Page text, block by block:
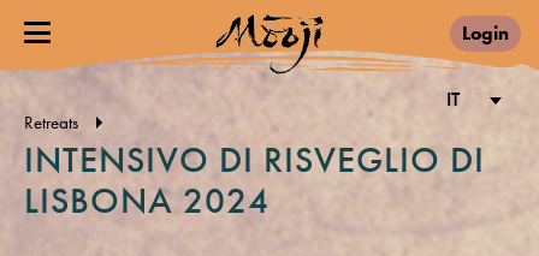
Login
Retreats
INTENSIVO DI RISVEGLIO DI
LISBONA 2024
IT